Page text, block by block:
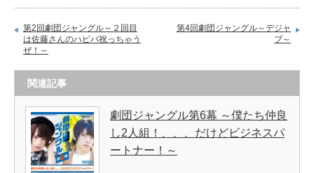
第2回劇団ジャングル～２回目
は佐藤さんのハピバ祝っちゃう
ぜ！～
第4回劇団ジャングル～デジャ
ブ～
関連記事
劇団ジャングル第6幕 ～僕たち仲良
し2人組！、、、だけどビジネスパ
ートナー！～